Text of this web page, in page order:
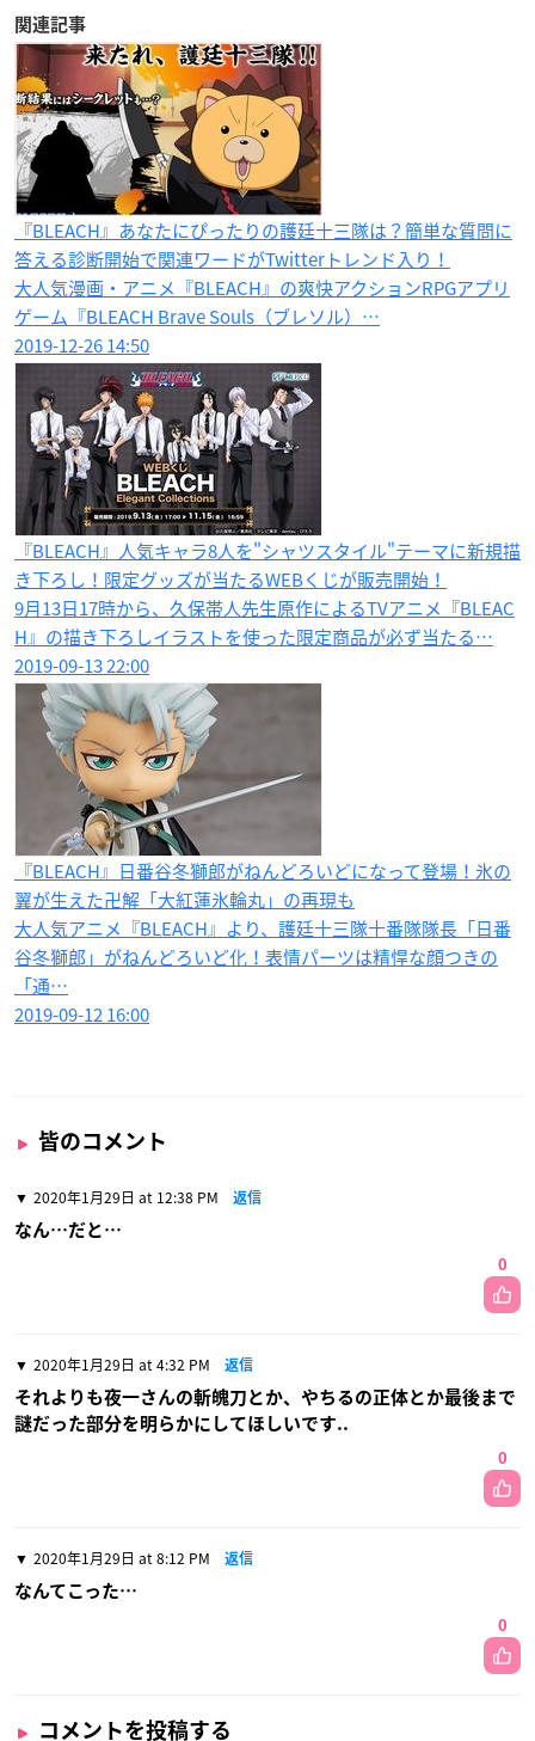
関連記事
『BLEACH』あなたにぴったりの護廷十三隊は？簡単な質問に
答える診断開始で関連ワードがTwitterトレンド入り！
大人気漫画・アニメ『BLEACH』の爽快アクションRPGアプリ
ゲーム『BLEACH Brave Souls（ブレソル）…
2019-12-26 14:50
『BLEACH』人気キャラ8人を"シャツスタイル"テーマに新規描
き下ろし！限定グッズが当たるWEBくじが販売開始！
9月13日17時から、久保帯人先生原作によるTVアニメ『BLEAC
H』の描き下ろしイラストを使った限定商品が必ず当たる…
2019-09-13 22:00
『BLEACH』日番谷冬獅郎がねんどろいどになって登場！氷の
翼が生えた卍解「大紅蓮氷輪丸」の再現も
大人気アニメ『BLEACH』より、護廷十三隊十番隊隊長「日番
谷冬獅郎」がねんどろいど化！表情パーツは精悍な顔つきの
「通…
2019-09-12 16:00
皆のコメント
2020年1月29日 at 12:38 PM 返信
なん…だと…
0
2020年1月29日 at 4:32 PM 返信
それよりも夜一さんの斬魄刀とか、やちるの正体とか最後まで
謎だった部分を明らかにしてほしいです..
0
2020年1月29日 at 8:12 PM 返信
なんてこった…
0
コメントを投稿する